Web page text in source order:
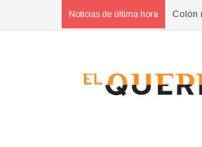
Noticias de última hora Colón